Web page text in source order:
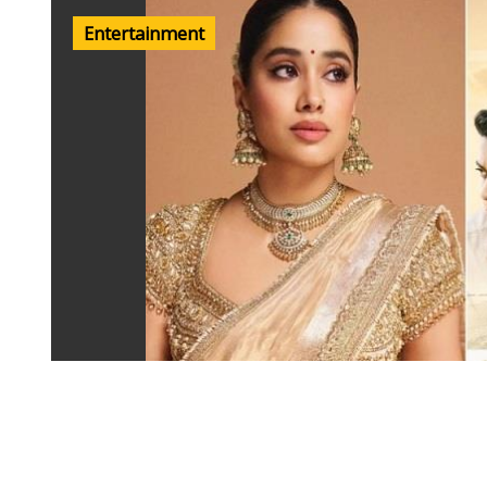
Entertainment